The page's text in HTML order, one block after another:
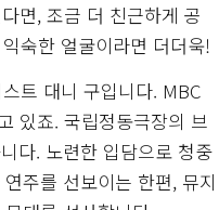
면, 조금 더 친근하게 공
숙한 얼굴이라면 더더욱!
트 대니 구입니다. MBC
있죠. 국립정동극장의 브
다. 노련한 입담으로 청중
주를 선보이는 한편, 뮤지